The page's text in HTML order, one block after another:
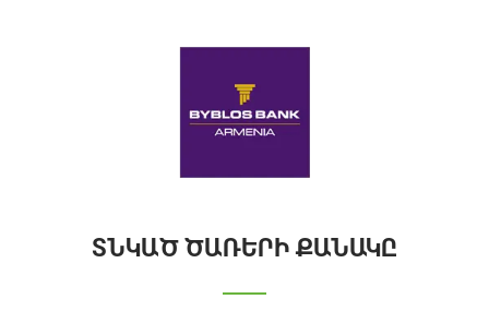
ՏՆԿԱԾ ԾԱՌԵՐԻ ՔԱՆԱԿԸ